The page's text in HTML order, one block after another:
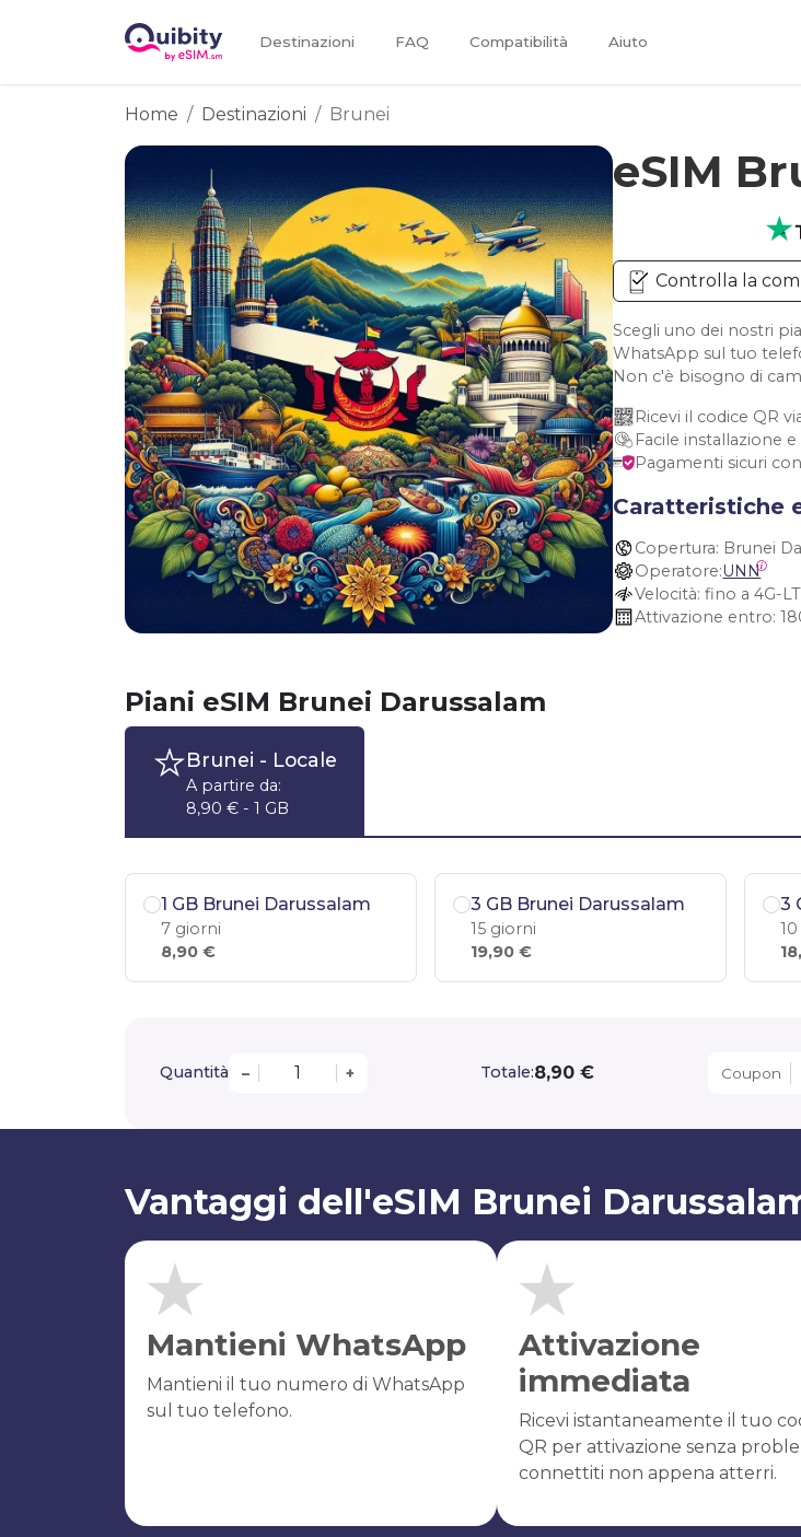
Destinazioni FAQ Compatibilità Aiuto
Home Destinazioni Brunei
eSIM
Controlla la
Scegli uno dei nostri
WhatsApp sul tuo
Non c'è bisogno di
Ricevi il codice QR
Facile installazione
Pagamenti sicuri
Caratteristiche
Copertura: Brunei
Operatore:UNN
Velocità: fino a 4G-
Attivazione entro:
Piani eSIM Brunei Darussalam
Brunei - Locale
A partire da:
8,90 € - 1 GB
1 GB Brunei Darussalam
7 giorni
8,90 €
3 GB Brunei Darussalam
15 giorni
19,90 €
3
Quantità – + Totale:8,90 € Coupon
Vantaggi dell'eSIM Brunei
Mantieni WhatsApp
Mantieni il tuo numero di WhatsApp
sul tuo telefono.
Attivazione
immediata
Ricevi istantaneamente il tuo
QR per attivazione senza
connettiti non appena atterri.